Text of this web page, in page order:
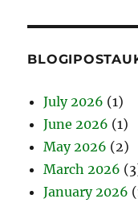
July 2026 (1)
June 2026 (1)
May 2026 (2)
March 2026
January 2026